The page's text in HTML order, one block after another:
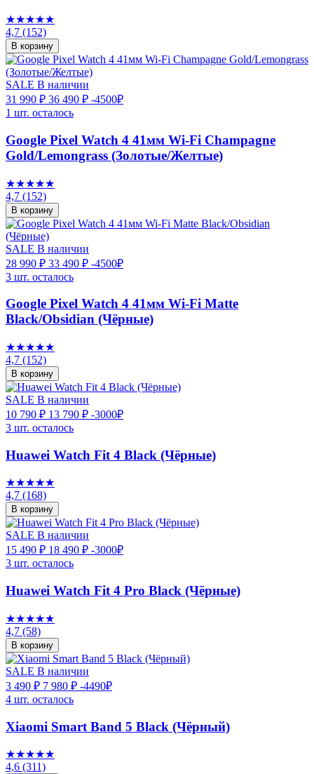
★★★★★
4,7 (152)
В корзину
SALE В наличии
31 990 ₽ 36 490 ₽ -4500₽
1 шт. осталось
Google Pixel Watch 4 41мм Wi-Fi Champagne
Gold/Lemongrass (Золотые/Желтые)
★★★★★
4,7 (152)
В корзину
SALE В наличии
28 990 ₽ 33 490 ₽ -4500₽
3 шт. осталось
Google Pixel Watch 4 41мм Wi-Fi Matte
Black/Obsidian (Чёрные)
★★★★★
4,7 (152)
В корзину
SALE В наличии
10 790 ₽ 13 790 ₽ -3000₽
3 шт. осталось
Huawei Watch Fit 4 Black (Чёрные)
★★★★★
4,7 (168)
В корзину
SALE В наличии
15 490 ₽ 18 490 ₽ -3000₽
3 шт. осталось
Huawei Watch Fit 4 Pro Black (Чёрные)
★★★★★
4,7 (58)
В корзину
SALE В наличии
3 490 ₽ 7 980 ₽ -4490₽
4 шт. осталось
Xiaomi Smart Band 5 Black (Чёрный)
★★★★★
4,6 (311)